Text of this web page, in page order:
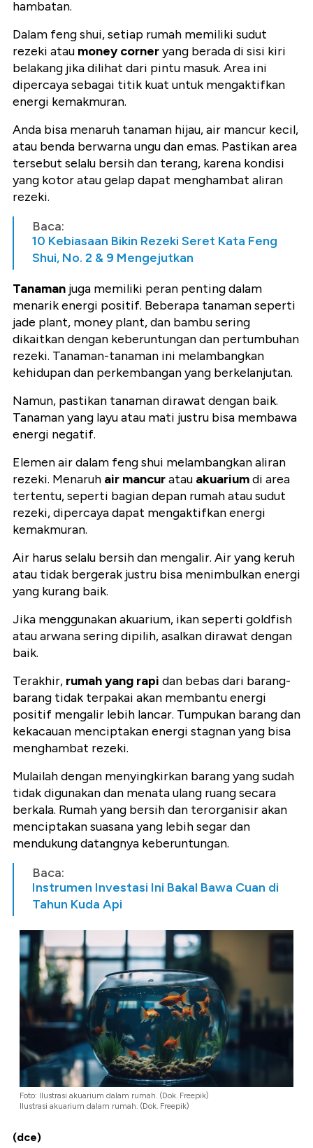
hambatan.
Dalam feng shui, setiap rumah memiliki sudut
rezeki atau money corneryang berada di sisi kiri
belakang jika dilihat dari pintu masuk. Area ini
dipercaya sebagai titik kuat untuk mengaktifkan
energi kemakmuran.
Anda bisa menaruh tanaman hijau, air mancur kecil,
atau benda berwarna ungu dan emas. Pastikan area
tersebut selalu bersih dan terang, karena kondisi
yang kotor atau gelap dapat menghambat aliran
rezeki.
Baca:
10 Kebiasaan Bikin Rezeki Seret Kata Feng
Shui, No. 2 & 9 Mengejutkan
Tanaman juga memiliki peran penting dalam
menarik energi positif. Beberapa tanaman seperti
jade plant, money plant, dan bambu sering
dikaitkan dengan keberuntungan dan pertumbuhan
rezeki. Tanaman-tanaman ini melambangkan
kehidupan dan perkembangan yang berkelanjutan.
Namun, pastikan tanaman dirawat dengan baik.
Tanaman yang layu atau mati justru bisa membawa
energi negatif.
Elemen air dalam feng shui melambangkan aliran
rezeki. Menaruh air mancuratau akuariumdi area
tertentu, seperti bagian depan rumah atau sudut
rezeki, dipercaya dapat mengaktifkan energi
kemakmuran.
Air harus selalu bersih dan mengalir. Air yang keruh
atau tidak bergerak justru bisa menimbulkan energi
yang kurang baik.
Jika menggunakan akuarium, ikan seperti goldfish
atau arwana sering dipilih, asalkan dirawat dengan
baik.
Terakhir, rumah yang rapi dan bebas dari barang-
barang tidak terpakai akan membantu energi
positif mengalir lebih lancar. Tumpukan barang dan
kekacauan menciptakan energi stagnan yang bisa
menghambat rezeki.
Mulailah dengan menyingkirkan barang yang sudah
tidak digunakan dan menata ulang ruang secara
berkala. Rumah yang bersih dan terorganisir akan
menciptakan suasana yang lebih segar dan
mendukung datangnya keberuntungan.
Baca:
Instrumen Investasi Ini Bakal Bawa Cuan di
Tahun Kuda Api
Foto: Ilustrasi akuarium dalam rumah. (Dok. Freepik)
Ilustrasi akuarium dalam rumah. (Dok. Freepik)
(dce)